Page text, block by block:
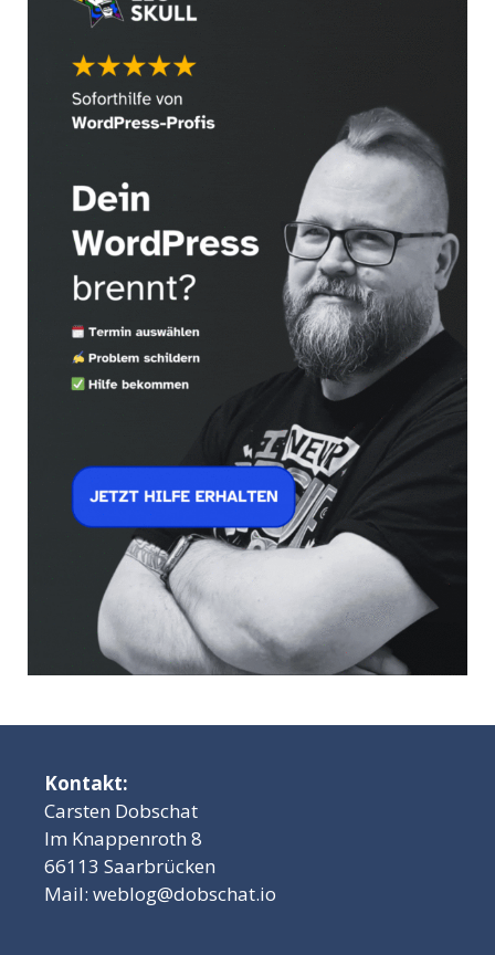
Kontakt:
Carsten Dobschat
Im Knappenroth 8
66113 Saarbrücken
Mail: weblog@dobschat.io